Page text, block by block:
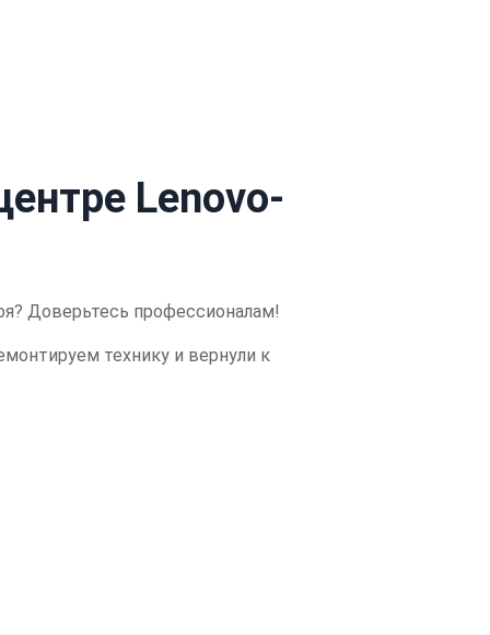
Lenovo-
Доверьтесь профессионалам!
технику и вернули к